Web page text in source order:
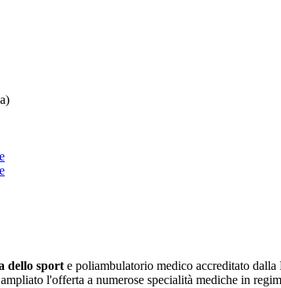
dello sport e poliambulatorio medico accreditato dalla
l'offerta a numerose specialità mediche in